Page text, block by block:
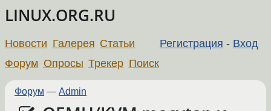
LINUX.ORG.RU
Регистрация - Вход
Новости Галерея Статьи
Форум Опросы Трекер Поиск
Форум — Admin